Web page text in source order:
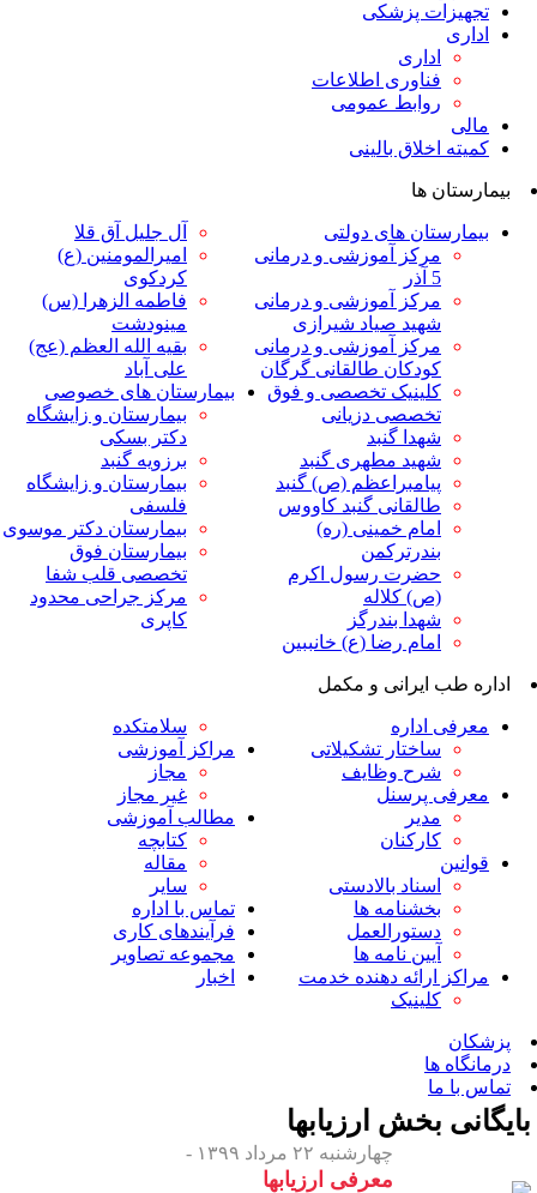
پزشکی
اطلاعات
عمومی
بالینی
های دولتی
آموزشی و درمانی
آموزشی و درمانی
صیاد شیرازی
آموزشی و درمانی
طالقانی گرگان
تخصصی و فوق
دزیانی
مطهری گنبد
(ص) گنبد
گنبد کاووس
خمینی (ره)
رسول اکرم
بندرگز
رضا (ع) خانببین
آل جلیل آق قلا
امیرالمومنین (ع)
فاطمه الزهرا (س)
بقیه الله العظم (عج)
علی آباد
بیمارستان های خصوصی
بیمارستان و زایشگاه
برزویه گنبد
بیمارستان و زایشگاه
فلسفی
بیمارستان دکتر موسوی
بیمارستان فوق
تخصصی قلب شفا
مرکز جراحی محدود
و مکمل
تشکیلاتی
وظایف
بالادستی
ها
نامه ها
دهنده خدمت
مراکز آموزشی
مطالب آموزشی
تماس با اداره
فرآیندهای کاری
مجموعه تصاویر
اخبار
بخشارزیابها
معرفی ارزیابها